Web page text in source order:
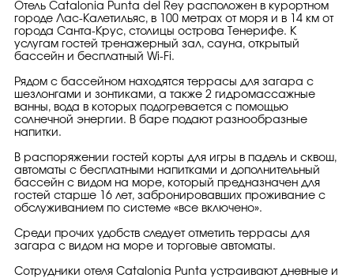
Отель Catalonia Punta del Rey расположен в курортном
городе Лас-Калетильяс, в 100 метрах от моря и в 14 км от
города Санта-Крус, столицы острова Тенерифе. К
услугам гостей тренажерный зал, сауна, открытый
бассейн и бесплатный Wi-Fi.
Рядом с бассейном находятся террасы для загара с
шезлонгами и зонтиками, а также 2 гидромассажные
ванны, вода в которых подогревается с помощью
солнечной энергии. В баре подают разнообразные
напитки.
В распоряжении гостей корты для игры в падель и сквош,
автоматы с бесплатными напитками и дополнительный
бассейн с видом на море, который предназначен для
гостей старше 16 лет, забронировавших проживание с
обслуживанием по системе «все включено».
Среди прочих удобств следует отметить террасы для
загара с видом на море и торговые автоматы.
Сотрудники отеля Catalonia Punta устраивают дневные и